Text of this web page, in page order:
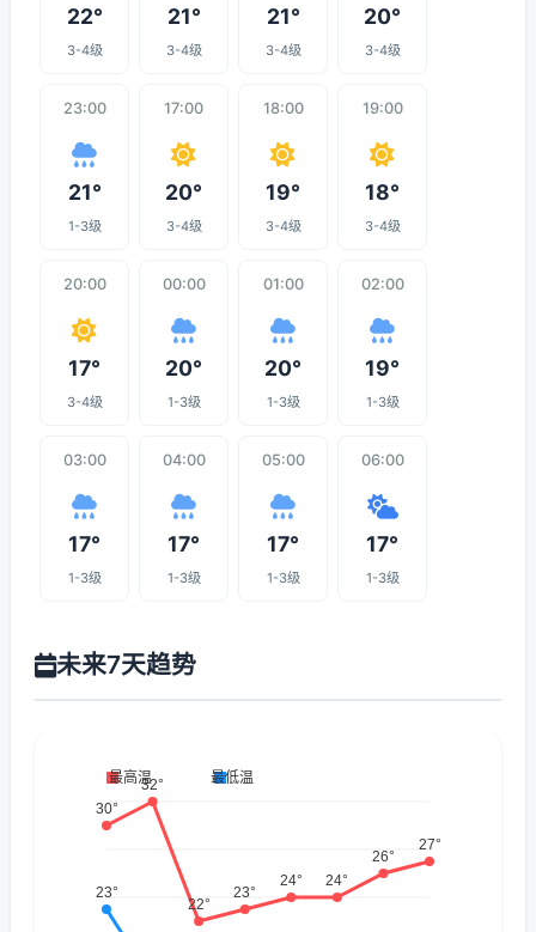
22°
3-4级
21°
3-4级
21°
3-4级
20°
3-4级
23:00
21°
1-3级
17:00
20°
3-4级
18:00
19°
3-4级
19:00
18°
3-4级
20:00
17°
3-4级
00:00
20°
1-3级
01:00
20°
1-3级
02:00
19°
1-3级
03:00
17°
1-3级
04:00
17°
1-3级
05:00
17°
1-3级
06:00
17°
1-3级
未来7天趋势